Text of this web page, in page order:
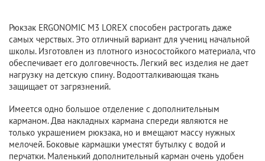
Рюкзак ERGONOMIC М3 LOREX способен растрогать даже
самых черствых. Это отличный вариант для учениц начальной
школы. Изготовлен из плотного износостойкого материала, что
обеспечивает его долговечность. Легкий вес изделия не дает
нагрузку на детскую спину. Водоотталкивающая ткань
защищает от загрязнений.
Имеется одно большое отделение с дополнительным
карманом. Два накладных кармана спереди являются не
только украшением рюкзака, но и вмещают массу нужных
мелочей. Боковые кармашки уместят бутылку с водой и
перчатки. Маленький дополнительный карман очень удобен